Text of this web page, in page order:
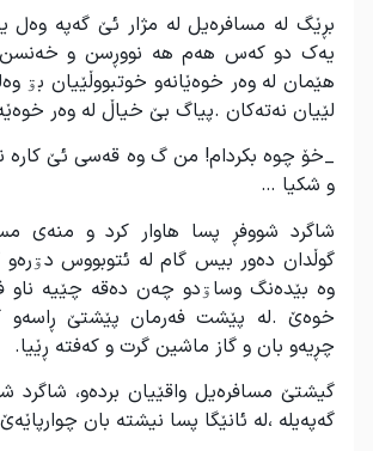
بڕێگ لە مسافرەیل لە مژار ئێ گەپە وەل
یەک دو کەس هەم هە نووڕسن و
هێمان لە وەر خوەێانەو خوتبووڵێیان بۊ
لێیان نەتەکان .پیاگ بێ خیاڵ لە وەر
_خۆ چوە بکردام! من گ وە قەسی ئێ کارە
و شکیا …
شاگرد شووفڕ پسا هاوار کرد و منەی
گوڵدان دەور بیس گام لە ئتوبووس دۊرەو
وە بێدەنگ وساۊدو چەن دەقە چێیە ناو
خوەێ .لە پێشت فەرمان پێشتێ ڕاسەو
چڕیەو بان و گاز ماشین گرت و کەفتە ڕێیا.
گیشتێ مسافرەیل واقێیان بردەو، شاگرد
گەپەیلە ،لە ئانێگا پسا نیشتە بان